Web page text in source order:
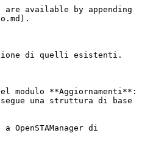
available by appending
di quelli esistenti.
modulo **Aggiornamenti**:
una struttura di base
di